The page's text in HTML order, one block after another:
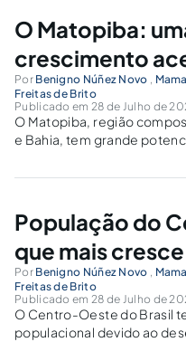
O Matopiba:
crescimento
Por Benigno Núñez Novo ,
Freitas de Brito
Publicado em 28 de Julho de
O Matopiba, região
e Bahia, tem grande
População do
que mais
Por Benigno Núñez Novo ,
Freitas de Brito
Publicado em 28 de Julho de
O Centro-Oeste do Brasil
populacional devido ao